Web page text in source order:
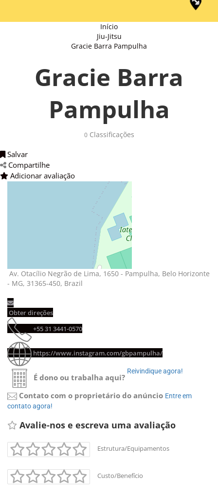
Início
Jiu-Jitsu
Gracie Barra Pampulha
Gracie Barra
Pampulha
0Classificações
Salvar
Compartilhe
Adicionar avaliação
Av. Otacílio Negrão de Lima, 1650 - Pampulha, Belo Horizonte
- MG, 31365-450, Brazil
Obter direções
+55 31 3441-0570
https://www.instagram.com/gbpampulha/
É dono ou trabalha aqui?
Reivindique agora!
Contato com o proprietário do anúncio Entre em
contato agora!
Avalie-nos e escreva uma avaliação
Estrutura/Equipamentos
Custo/Benefício